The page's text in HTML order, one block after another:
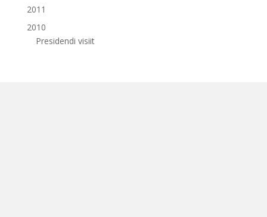
2011
2010
Presidendi visiit